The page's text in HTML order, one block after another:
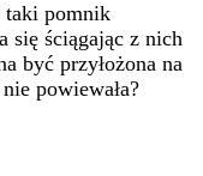
taki pomnik
się ściągając z nich
być przyłożona na
powiewała?